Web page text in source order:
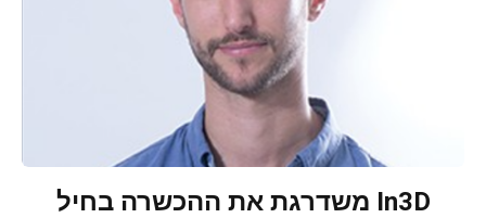
In3D משדרגת את ההכשרה בחיל